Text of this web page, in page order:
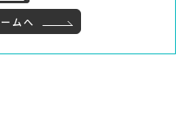
ムへ